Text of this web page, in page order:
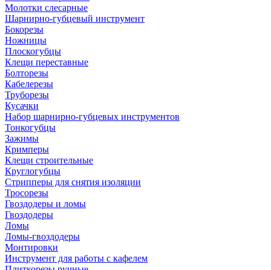
Молотки слесарные
Шарнирно-губцевый инструмент
Бокорезы
Ножницы
Плоскогубцы
Клещи переставные
Болторезы
Кабелерезы
Труборезы
Кусачки
Набор шарнирно-губцевых инструментов
Тонкогубцы
Зажимы
Кримперы
Клещи строительные
Круглогубцы
Стрипперы для снятия изоляции
Тросорезы
Гвоздодеры и ломы
Гвоздодеры
Ломы
Ломы-гвоздодеры
Монтировки
Инструмент для работы с кафелем